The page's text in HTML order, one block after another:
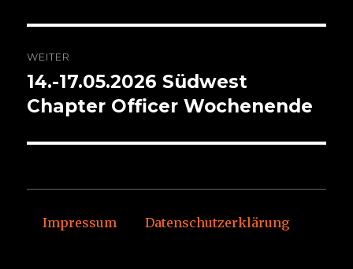
WEITER
Nächster
Beitrag:
14.-17.05.2026 Südwest
Chapter Officer Wochenende
Impressum Datenschutzerklärung